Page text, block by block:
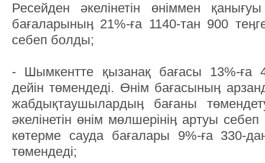
Ресейден әкелінетін өніммен
бағаларыныӊ 21%-ға 1140-тан 900
себеп болды;
- Шымкентте қызанақ бағасы 13%-ға
дейін төмендеді. Өнім бағасыныӊ
жабдықтаушылардыӊ бағаны
әкелінетін өнім мөлшерініӊ артуы
көтерме сауда бағалары 9%-ға 330-
төмендеді;